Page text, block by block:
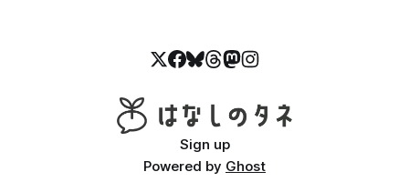
Sign up
Powered by Ghost